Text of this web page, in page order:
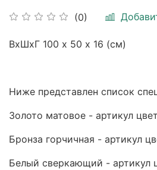
(0)
ВхШхГ 100 х 50 х 16 (см)
Ниже представлен список
Золото матовое - артикул
Бронза горчичная - артикул
Белый сверкающий - артикул